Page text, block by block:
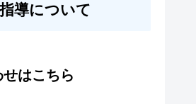
導について
はこちら